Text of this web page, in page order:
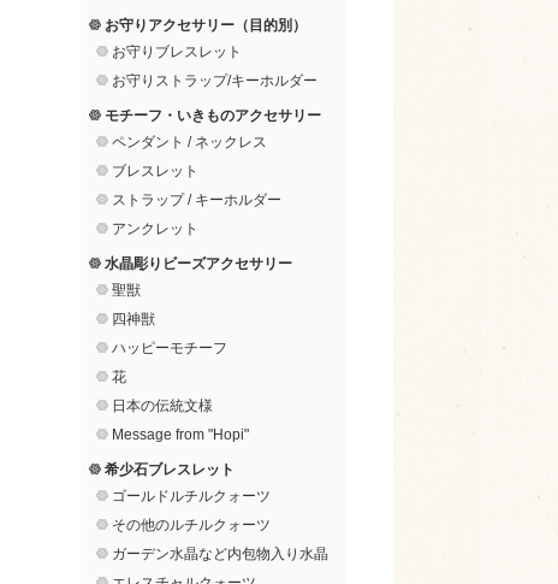
お守りアクセサリー（目的別）
お守りブレスレット
お守りストラップ/キーホルダー
モチーフ・いきものアクセサリー
ペンダント / ネックレス
ブレスレット
ストラップ / キーホルダー
アンクレット
水晶彫りビーズアクセサリー
聖獣
四神獣
ハッピーモチーフ
花
日本の伝統文様
Message from "Hopi"
希少石ブレスレット
ゴールドルチルクォーツ
その他のルチルクォーツ
ガーデン水晶など内包物入り水晶